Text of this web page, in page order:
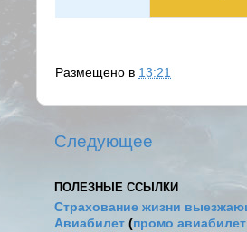
Размещено в 13:21
Следующее
ПОЛЕЗНЫЕ ССЫЛКИ
Страхование жизни
Авиабилет (промо